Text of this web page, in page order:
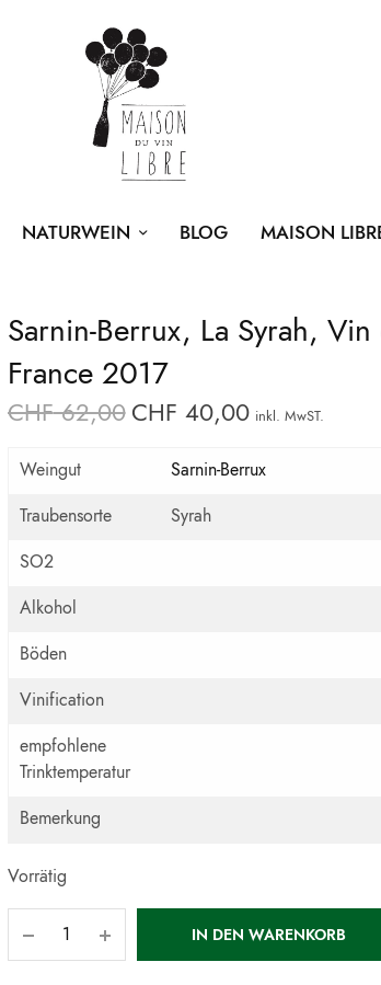
NATURWEIN BLOG MAISON
Sarnin-Berrux, La Syrah,
France 2017
CHF62,00 Ursprünglicher
CHF 62,00
CHF 40,00Aktueller
CHF 40,00.
inkl. MwST.
Weingut
Sarnin-Berrux
Traubensorte
Syrah
SO2
Alkohol
Böden
Vinification
empfohlene
Trinktemperatur
Bemerkung
Vorrätig
IN DEN WARENKORB